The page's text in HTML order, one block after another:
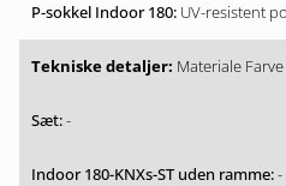
UV-resistent
Materiale Farve
-
-